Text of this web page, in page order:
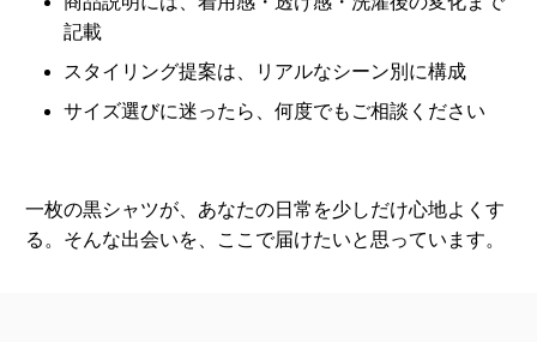
記載
スタイリング提案は、リアルなシーン別に構成
サイズ選びに迷ったら、何度でもご相談ください
一枚の黒シャツが、あなたの日常を少しだけ心地よくす
る。そんな出会いを、ここで届けたいと思っています。